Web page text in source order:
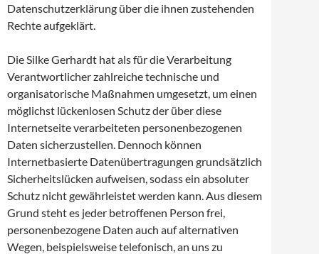
Datenschutzerklärung über die ihnen zustehenden
Rechte aufgeklärt.
Die Silke Gerhardt hat als für die Verarbeitung
Verantwortlicher zahlreiche technische und
organisatorische Maßnahmen umgesetzt, um einen
möglichst lückenlosen Schutz der über diese
Internetseite verarbeiteten personenbezogenen
Daten sicherzustellen. Dennoch können
Internetbasierte Datenübertragungen grundsätzlich
Sicherheitslücken aufweisen, sodass ein absoluter
Schutz nicht gewährleistet werden kann. Aus diesem
Grund steht es jeder betroffenen Person frei,
personenbezogene Daten auch auf alternativen
Wegen, beispielsweise telefonisch, an uns zu